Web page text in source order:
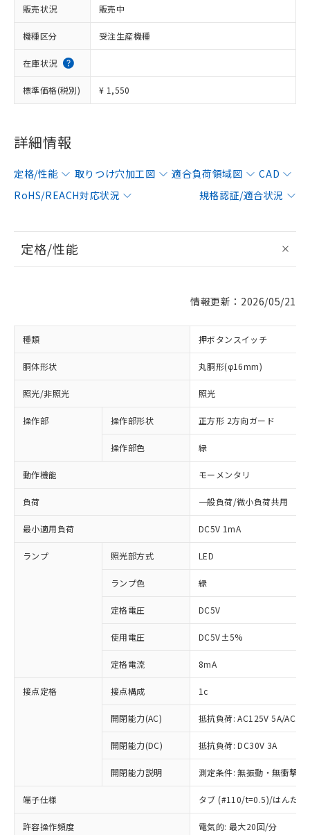
販売状況 販売中
機種区分 受注生産機種
在庫状況
標準価格(税別) ¥ 1,550
詳細情報
定格/性能 取りつけ穴加工図 適合負荷領域図
CAD
RoHS/REACH対応状況
規格認証/適合状況
定格/性能
情報更新：2026/05/21
種類 押ボタンスイッチ
胴体形状 丸胴形(φ16mm)
照光/非照光 照光
操作部 操作部形状 正方形 2方向ガード
操作部色 緑
動作機能 モーメンタリ
負荷 一般負荷/微小負荷共用
最小適用負荷 DC5V 1mA
ランプ 照光部方式 LED
ランプ色 緑
定格電圧 DC5V
使用電圧 DC5V±5%
定格電流 8mA
接点定格 接点構成 1c
開閉能力(AC) 抵抗負荷: AC125V 5A/
開閉能力(DC) 抵抗負荷: DC30V 3A
開閉能力説明 測定条件: 無振動・無衝撃
端子仕様 タブ (#110/t=0.5)/はんだづ
許容操作頻度
電気的: 最大20回/分
対応済み：EU RoHS指令（10物質）の